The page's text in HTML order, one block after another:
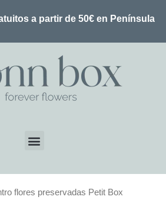
a partir de 50€ en Península
flores preservadas Petit Box